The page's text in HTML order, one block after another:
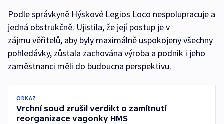
Podle správkyně Hýskové Legios Loco nespolupracuje a
jedná obstrukčně. Ujistila, že její postup je v
zájmu věřitelů, aby byly maximálně uspokojeny všechny
pohledávky, zůstala zachována výroba a podnik i jeho
zaměstnanci měli do budoucna perspektivu.
ODKAZ
Vrchní soud zrušil verdikt o zamítnutí
reorganizace vagonky HMS